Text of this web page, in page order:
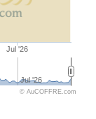
Jul '26
Jul '26
© AuCOFFRE.com